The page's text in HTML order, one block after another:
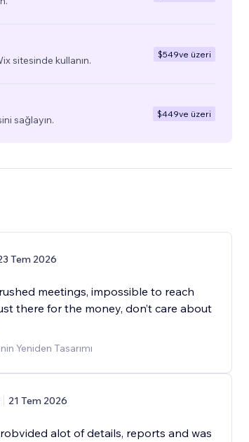
sitesinde kullanın.
$549ve üzeri
sağlayın.
$449ve üzeri
Tem 2026
meetings, impossible to reach
there for the money, don’t care about
Yeniden Tasarımı
21 Tem 2026
alot of details, reports and was